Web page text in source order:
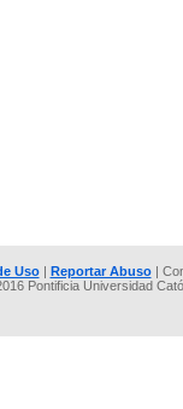
Uso| Reportar Abuso|
Pontificia Universidad